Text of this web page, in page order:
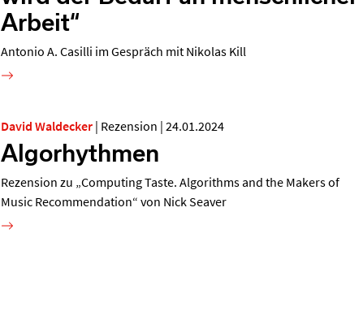
Arbeit“
Antonio A. Casilli im Gespräch mit Nikolas Kill
David Waldecker | Rezension | 24.01.2024
Algorhythmen
Rezension zu „Computing Taste. Algorithms and the Makers of
Music Recommendation“ von Nick Seaver